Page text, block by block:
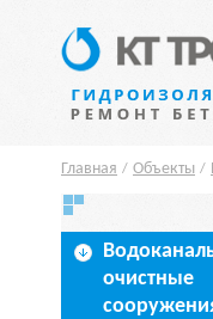
Главная / Объекты /
очистные